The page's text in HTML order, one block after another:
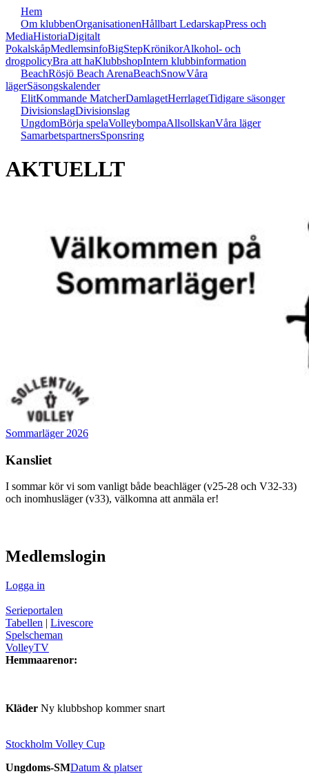
Hem
Om klubbenOrganisationenHållbart LedarskapPress och
MediaHistoriaDigitalt
PokalskåpMedlemsinfoBigStepKrönikorAlkohol- och
drogpolicyBra att haKlubbshopIntern klubbinformation
BeachRösjö Beach ArenaBeachSnowVåra
lägerSäsongskalender
ElitKommande MatcherDamlagetHerrlagetTidigare säsonger
DivisionslagDivisionslag
UngdomBörja spelaVolleybompaAllsollskanVåra läger
SamarbetspartnersSponsring
AKTUELLT
Sommarläger 2026
Kansliet
I sommar kör vi som vanligt både beachläger (v25-28 och V32-33)
och inomhusläger (v33), välkomna att anmäla er!
Medlemslogin
Logga in
Serieportalen
Tabellen | Livescore
Spelscheman
VolleyTV
Hemmaarenor:
Kläder Ny klubbshop kommer snart
Stockholm Volley Cup
Ungdoms-SMDatum & platser